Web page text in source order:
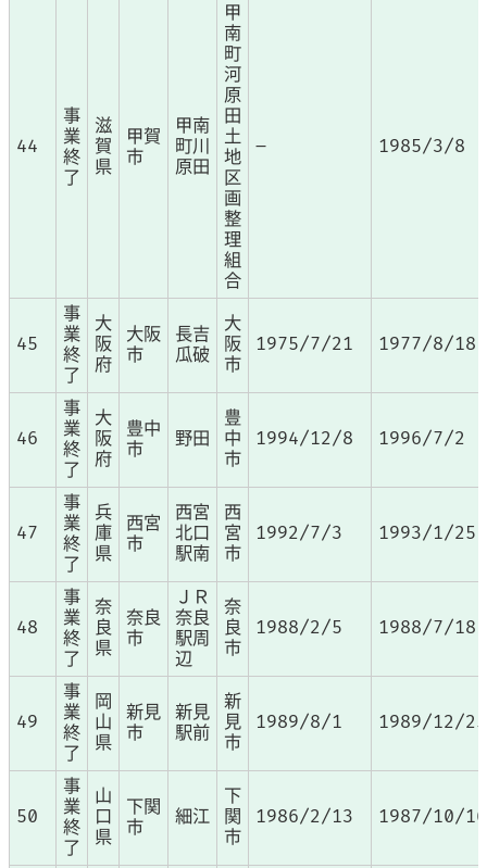
44
事
業
終
了
滋
賀
県
甲賀
市
甲南
町川
原田
甲
南
町
河
原
田
土
地
区
画
整
理
組
合
– 1985/3/8
45
事
業
終
了
大
阪
府
大阪
市
長吉
瓜破
大
阪
市
1975/7/21 1977/8/18
46
事
業
終
了
大
阪
府
豊中
市
野田
豊
中
市
1994/12/8 1996/7/2
47
事
業
終
了
兵
庫
県
西宮
市
西宮
北口
駅南
西
宮
市
1992/7/3 1993/1/25
48
事
業
終
了
奈
良
県
奈良
市
ＪＲ
奈良
駅周
辺
奈
良
市
1988/2/5 1988/7/18
49
事
業
終
了
岡
山
県
新見
市
新見
駅前
新
見
市
1989/8/1 1989/12/25
50
事
業
終
了
山
口
県
下関
市
細江
下
関
市
1986/2/13 1987/10/16